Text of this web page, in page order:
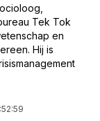
Tek Tok
en
Hij is